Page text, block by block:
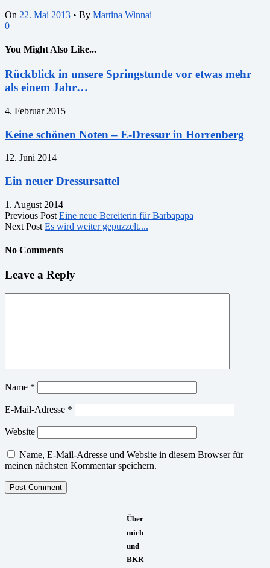
On 22. Mai 2013 • By Martina Winnai
0
You Might Also Like...
Rückblick in unsere Springstunde vor etwas mehr
als einem Jahr…
4. Februar 2015
Keine schönen Noten – E-Dressur in Horrenberg
12. Juni 2014
Ein neuer Dressursattel
1. August 2014
Previous Post Eine neue Bereiterin für Barbapapa
Next Post Es wird weiter gepuzzelt....
No Comments
Leave a Reply
Name *
E-Mail-Adresse *
Website
Name, E-Mail-Adresse und Website in diesem Browser für
meinen nächsten Kommentar speichern.
Über
mich
und
BKR